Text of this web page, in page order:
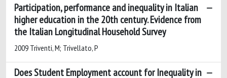
Participation, performance and inequality in Italian
higher education in the 20th century. Evidence from
the Italian Longitudinal Household Survey
2009 Triventi, M; Trivellato, P
Does Student Employment account for Inequality in